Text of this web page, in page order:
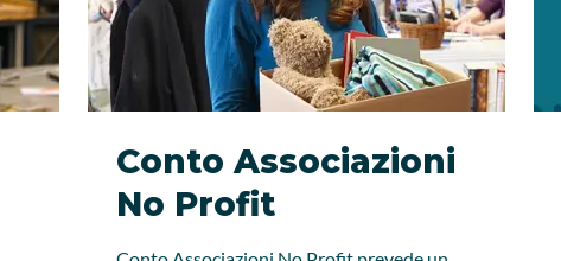
Conto Associazioni
No Profit